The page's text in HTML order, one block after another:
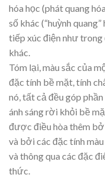
hóa học (phát quang
số khác (“huỳnh
tiếp xúc điện như trong
khác.
Tóm lại, màu sắc của
đặc tính bề mặt, tính
nó, tất cả đều góp
ánh sáng rời khỏi bề
được điều hòa thêm
và bởi các đặc tính
và thông qua các đặc
thức.